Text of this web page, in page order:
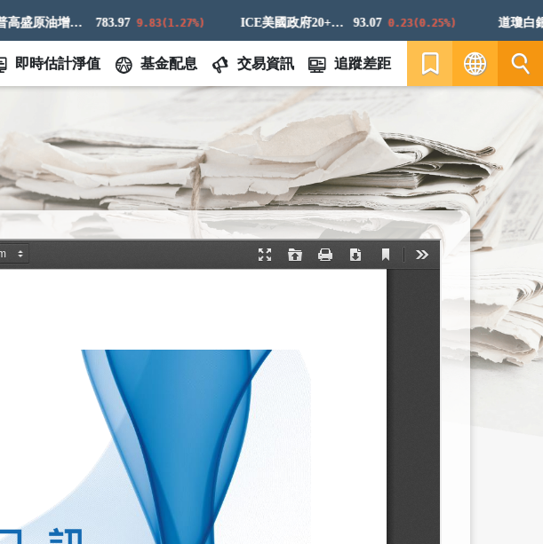
標普高盛原油增強超額回報指數 783.97 9.83(1.27%) ICE美國政府20+年期債券指數 93.07 0.23(0.25%) 道瓊白銀
即時估計淨值 基金配息 交易資訊 追蹤差距
EN